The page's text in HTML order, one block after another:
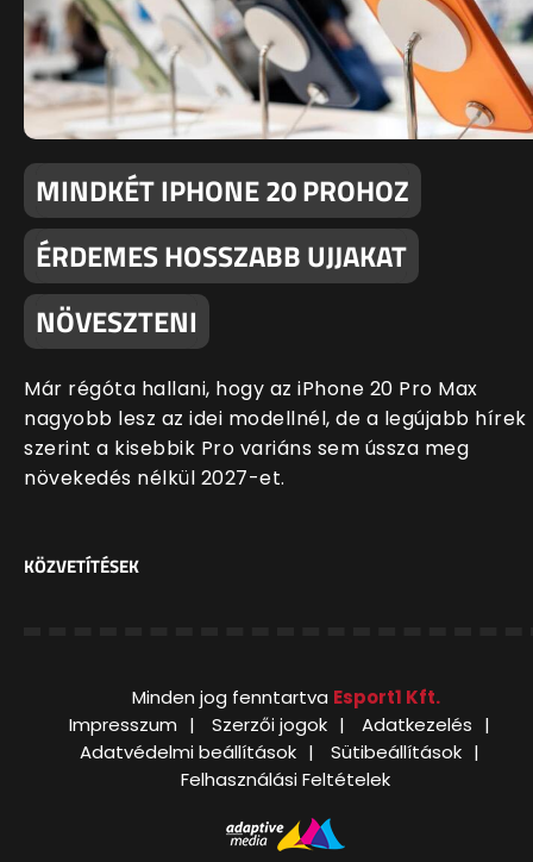
MINDKÉT IPHONE 20 PROHOZ
ÉRDEMES HOSSZABB UJJAKAT
NÖVESZTENI
Már régóta hallani, hogy az iPhone 20 Pro Max
nagyobb lesz az idei modellnél, de a legújabb hírek
szerint a kisebbik Pro variáns sem ússza meg
növekedés nélkül 2027-et.
KÖZVETÍTÉSEK
Minden jog fenntartva Esport1 Kft.
Impresszum
Szerzői jogok
Adatkezelés
Adatvédelmi beállítások
Sütibeállítások
Felhasználási Feltételek